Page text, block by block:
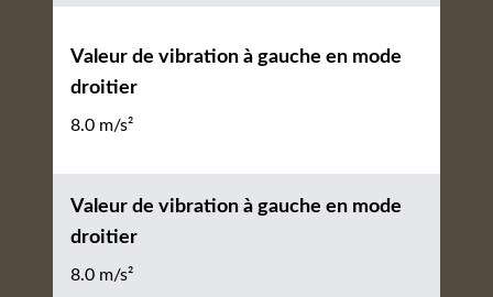
Valeur de vibration à gauche en mode
droitier
8.0 m/s²
Valeur de vibration à gauche en mode
droitier
8.0 m/s²